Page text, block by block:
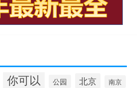
你可以 公园 北京
南京